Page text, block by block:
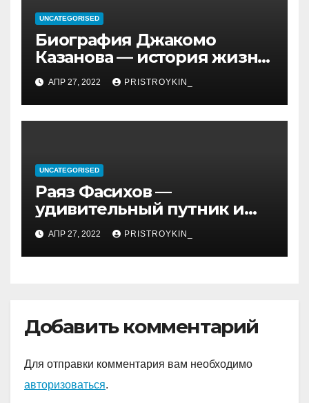
UNCATEGORISED
Биография Джакомо
Казанова — история жизни
легендарного седуктора
АПР 27, 2022 PRISTROYKIN_
UNCATEGORISED
Раяз Фасихов —
удивительный путник и
достойный представитель
нового поколения
молодых спортсменов
будущее!
АПР 27, 2022 PRISTROYKIN_
Добавить комментарий
Для отправки комментария вам необходимо
авторизоваться.